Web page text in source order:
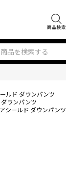
商品検索
ルド ダウンパンツ
ウンパンツ
シールド ダウンパンツ